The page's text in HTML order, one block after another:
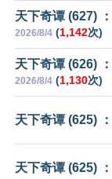
天下奇谭 (627)
2026/8/4 (1,142次)
天下奇谭 (626)
2026/8/4 (1,130次)
天下奇谭 (625)
天下奇谭 (625)